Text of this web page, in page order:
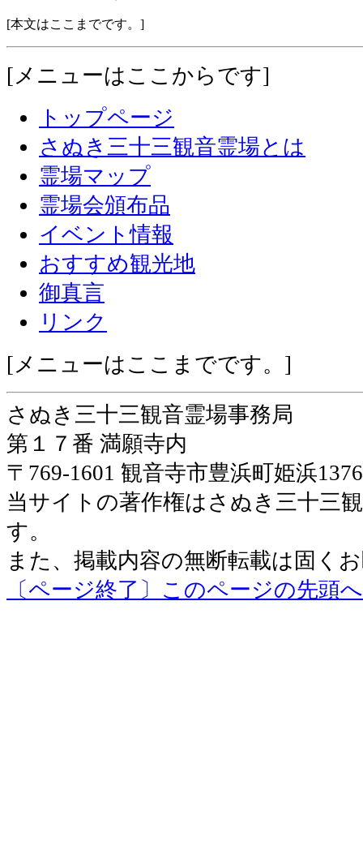
[本文はここまでです。]
[メニューはここからです]
トップページ
さぬき三十三観音霊場とは
霊場マップ
霊場会頒布品
イベント情報
おすすめ観光地
御真言
リンク
[メニューはここまでです。]
さぬき三十三観音霊場事務局
第１７番 満願寺内
〒769-1601 観音寺市豊浜町姫浜
当サイトの著作権はさぬき三十三
す。
また、掲載内容の無断転載は固く
〔ページ終了〕このページの先頭